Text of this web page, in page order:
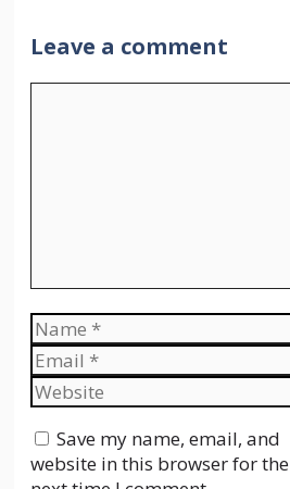
Leave a comment
Name
Email
Website
Save my name, email, and
website in this browser for the